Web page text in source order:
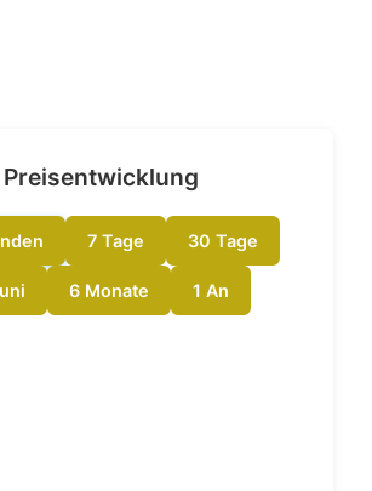
Preisentwicklung
7 Tage 30 Tage
6 Monate 1 An